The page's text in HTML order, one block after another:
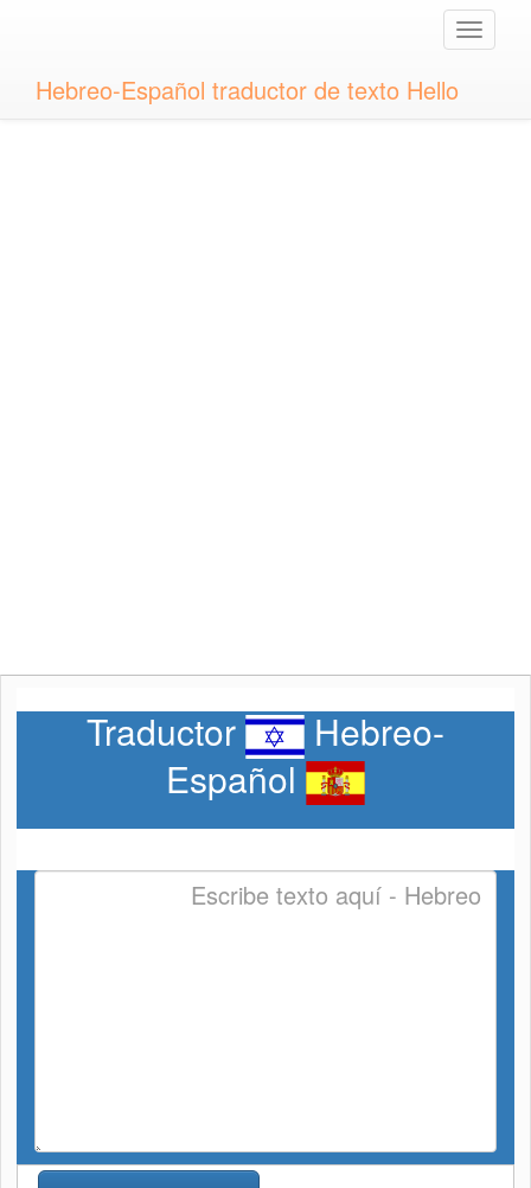
Toggle
Hebreo-Español traductor de texto Hello
Traductor
Hebreo-
Español